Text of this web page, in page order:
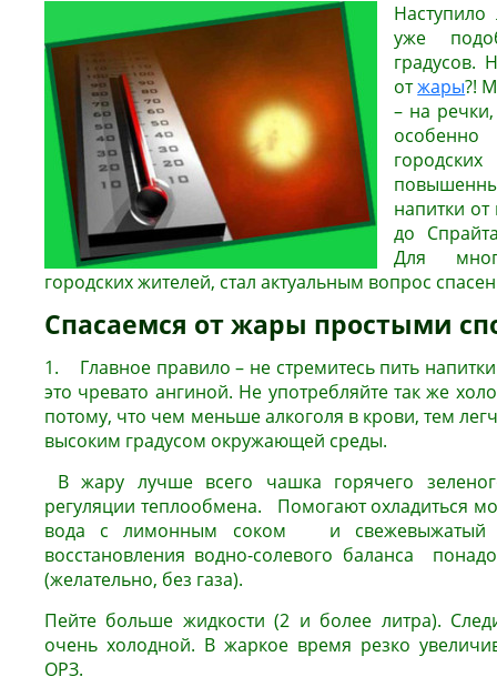
Наступило
уже
градусов.
отжары?!
– на речки,
напитки
до
Для
городских жителей, стал актуальным вопрос
Спасаемся от жары простыми
1. Главное правило – не стремитесь пить
это чревато ангиной. Не употребляйте так же
потому, что чем меньше алкоголя в крови, тем
высоким градусом окружающей среды.
В жару лучше всего чашка горячего
регуляции теплообмена. Помогают охладиться
вода с лимонным соком и свежевыжатый
восстановления водно-солевого баланса
(желательно, без газа).
Пейте больше жидкости (2 и более литра).
очень холодной. В жаркое время резко
ОРЗ.